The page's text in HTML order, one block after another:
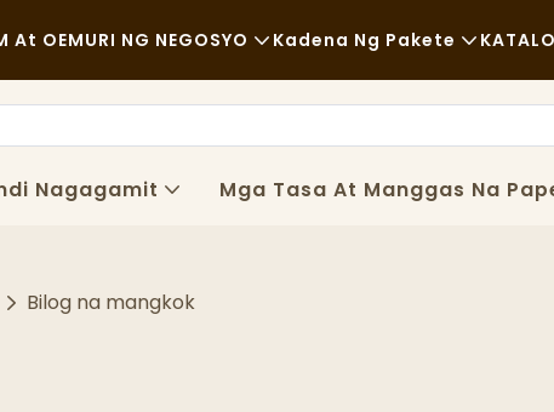
At OEMURI NG NEGOSYO
Mabilisang Pagkain
Kadena Ng Pakete
Mga Hilaw Na Materyales
Nagagamit Mga Tasa At Manggas Na
Bilog na mangkok